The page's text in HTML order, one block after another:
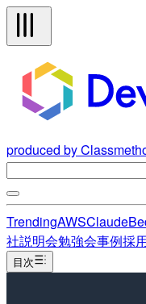
produced by
TrendingAWSClaude
社説明会勉強会事例採
目次